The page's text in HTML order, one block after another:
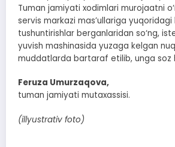
Tuman jamiyati xodimlari murojaatni
servis markazi mas’ullariga
tushuntirishlar berganlaridan so‘ng,
yuvish mashinasida yuzaga kelgan
muddatlarda bartaraf etilib, unga soz
Feruza Umurzaqova,
tuman jamiyati mutaxassisi.
(illyustrativ foto)